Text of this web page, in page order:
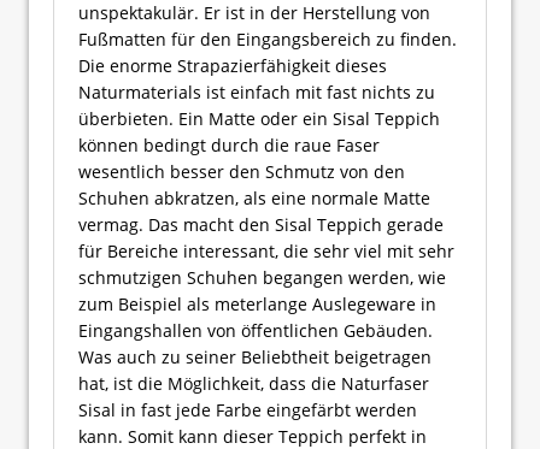
unspektakulär. Er ist in der Herstellung von
Fußmatten für den Eingangsbereich zu finden.
Die enorme Strapazierfähigkeit dieses
Naturmaterials ist einfach mit fast nichts zu
überbieten. Ein Matte oder ein Sisal Teppich
können bedingt durch die raue Faser
wesentlich besser den Schmutz von den
Schuhen abkratzen, als eine normale Matte
vermag. Das macht den Sisal Teppich gerade
für Bereiche interessant, die sehr viel mit sehr
schmutzigen Schuhen begangen werden, wie
zum Beispiel als meterlange Auslegeware in
Eingangshallen von öffentlichen Gebäuden.
Was auch zu seiner Beliebtheit beigetragen
hat, ist die Möglichkeit, dass die Naturfaser
Sisal in fast jede Farbe eingefärbt werden
kann. Somit kann dieser Teppich perfekt in